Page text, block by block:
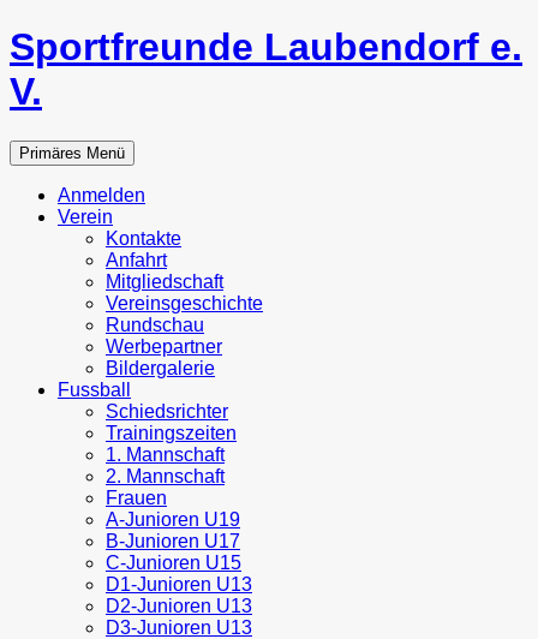
Zum
Inhalt
springen
Sportfreunde Laubendorf e.
V.
Suchen
Primäres Menü
Anmelden
Verein
Kontakte
Anfahrt
Mitgliedschaft
Vereinsgeschichte
Rundschau
Werbepartner
Bildergalerie
Fussball
Schiedsrichter
Trainingszeiten
1. Mannschaft
2. Mannschaft
Frauen
A-Junioren U19
B-Junioren U17
C-Junioren U15
D1-Junioren U13
D2-Junioren U13
D3-Junioren U13